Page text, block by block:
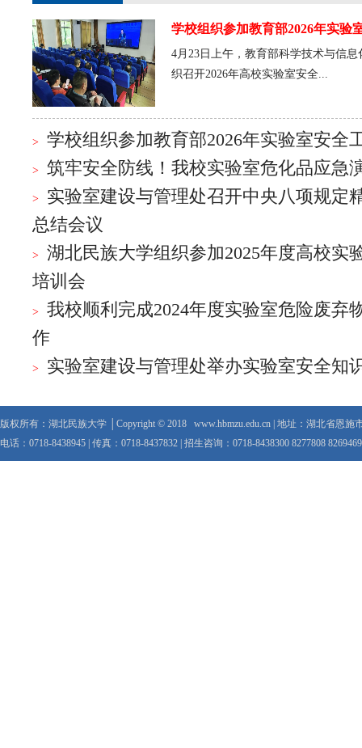
学校组织参加教育部2026年实验
4月23日上午，教育部科学技术与信
织召开2026年高校实验室安全...
学校组织参加教育部2026年实验室安全
筑牢安全防线！我校实验室危化品应急
实验室建设与管理处召开中央八项规定
总结会议
湖北民族大学组织参加2025年度高校实
培训会
我校顺利完成2024年度实验室危险废弃
作
实验室建设与管理处举办实验室安全知
版权所有：湖北民族大学 │Copyright © 2018 www.hbmzu.edu.cn | 地址：湖北省恩施
电话：0718-8438945 | 传真：0718-8437832 | 招生咨询：0718-8438300 8277808